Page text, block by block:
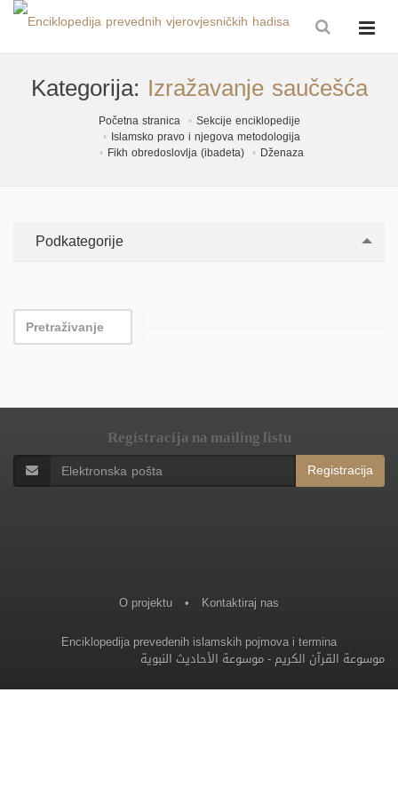
Kategorija: Izražavanje saučešća
Početna stranica
Sekcije enciklopedije
Islamsko pravo i njegova metodologija
Fikh obredoslovlja (ibadeta)
Dženaza
Podkategorije
Registracija na mailing listu
Registracija
O projektu •
Kontaktiraj nas
Enciklopedija prevedenih islamskih pojmova i termina
موسوعة القرآن الكريم -موسوعة الأحاديث النبوية